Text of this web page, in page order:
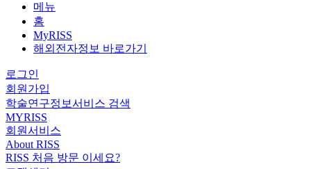
메뉴
홈
MyRISS
해외전자정보 바로가기
로그인
회원가입
학술연구정보서비스 검색
MYRISS
회원서비스
About RISS
RISS 처음 방문 이세요?